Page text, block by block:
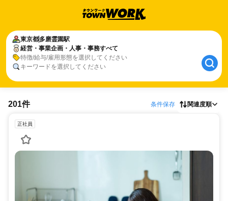
東京都多磨霊園駅
経営・事業企画・人事・事務すべて
特徴/給与/雇用形態を選択してください
キーワードを選択してください
201件 条件保存 関連度順
正社員